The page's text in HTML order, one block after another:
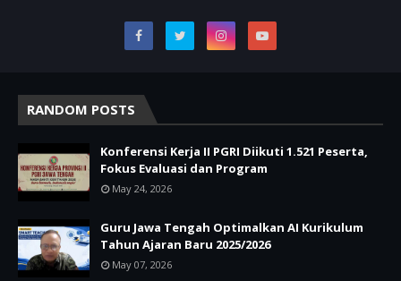
RANDOM POSTS
Konferensi Kerja II PGRI Diikuti 1.521 Peserta,
Fokus Evaluasi dan Program
May 24, 2026
Guru Jawa Tengah Optimalkan AI Kurikulum
Tahun Ajaran Baru 2025/2026
May 07, 2026